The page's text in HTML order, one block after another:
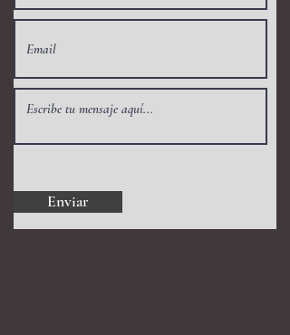
Enviar